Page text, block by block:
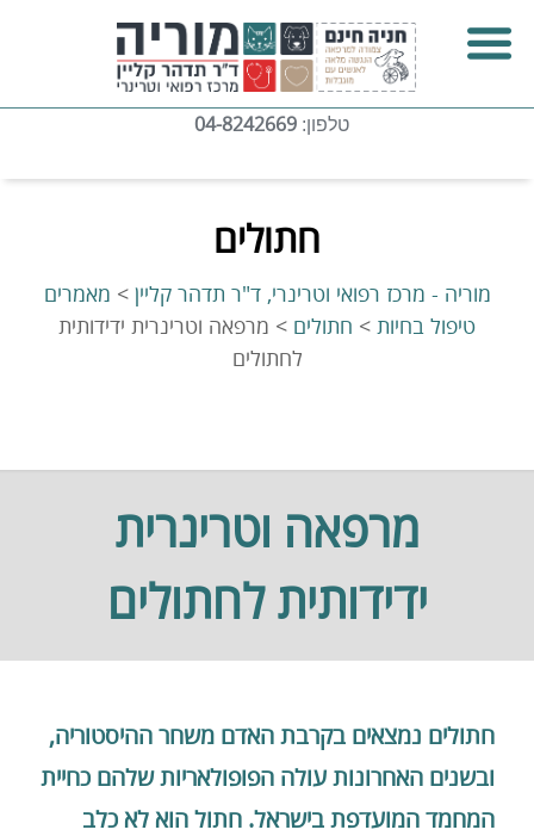
טלפון: 04-8242669
חתולים
מוריה - מרכז רפואי וטרינרי, ד"ר תדהר קליין > מאמרים
טיפול בחיות > חתולים > מרפאה וטרינרית ידידותית
לחתולים
מרפאה וטרינרית
ידידותית לחתולים
חתולים נמצאים בקרבת האדם משחר ההיסטוריה,
ובשנים האחרונות עולה הפופולאריות שלהם כחיית
המחמד המועדפת בישראל. חתול הוא לא כלב